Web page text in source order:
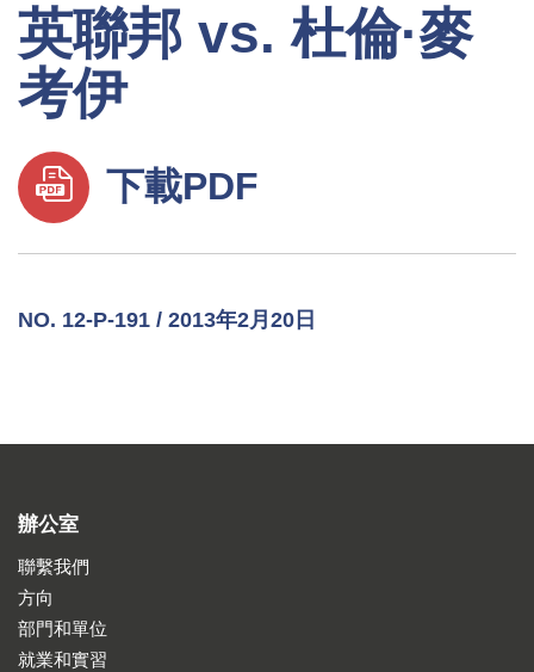
英聯邦 vs. 杜倫·麥
考伊
下載PDF
NO. 12-P-191 / 2013年2月20日
辦公室
聯繫我們
方向
部門和單位
就業和實習